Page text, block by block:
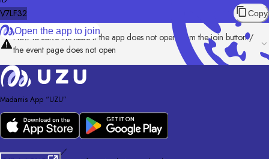
V7LF32 Copy
Open the app to join
How to solve the issue if the app does not open from the join button /
the event page does not open
Madamis App “UZU”
／